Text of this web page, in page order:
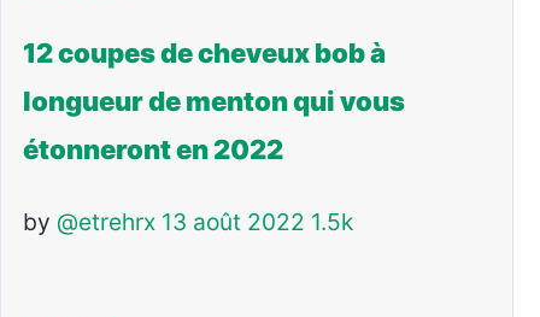
12 coupes de cheveux bob à
longueur de menton qui vous
étonneront en 2022
by @etrehrx 13 août 2022 1.5k